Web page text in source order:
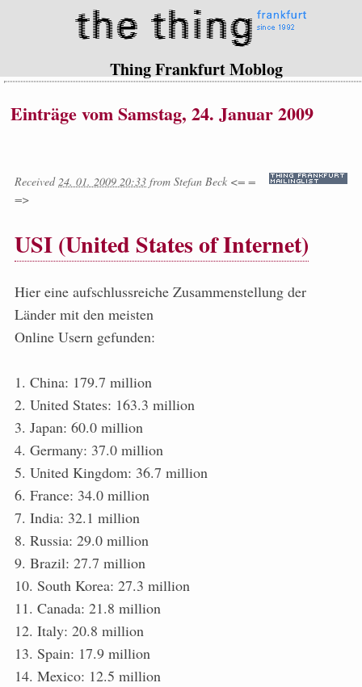
Thing Frankfurt Moblog
Einträge vom Samstag, 24. Januar 2009
Received24. 01. 2009 20:33 from Stefan Beck <= =
=>
USI (United States of Internet)
Hier eine aufschlussreiche Zusammenstellung der
Länder mit den meisten
Online Usern gefunden:
1. China: 179.7 million
2. United States: 163.3 million
3. Japan: 60.0 million
4. Germany: 37.0 million
5. United Kingdom: 36.7 million
6. France: 34.0 million
7. India: 32.1 million
8. Russia: 29.0 million
9. Brazil: 27.7 million
10. South Korea: 27.3 million
11. Canada: 21.8 million
12. Italy: 20.8 million
13. Spain: 17.9 million
14. Mexico: 12.5 million